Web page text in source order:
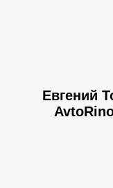
Евгений